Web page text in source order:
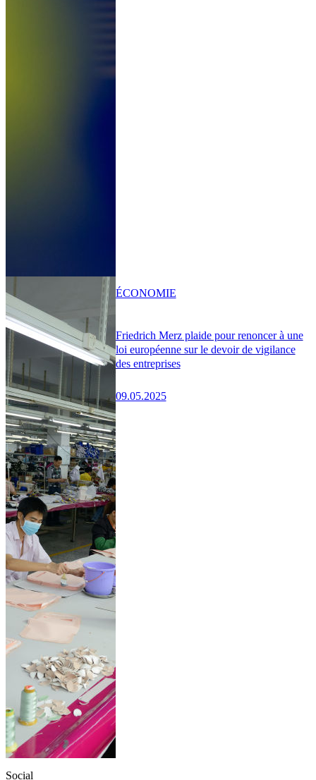
Friedrich Merz plaide pour renoncer à une
loi européenne sur le devoir de vigilance
des entreprises
09.05.2025
ÉCONOMIE
Social